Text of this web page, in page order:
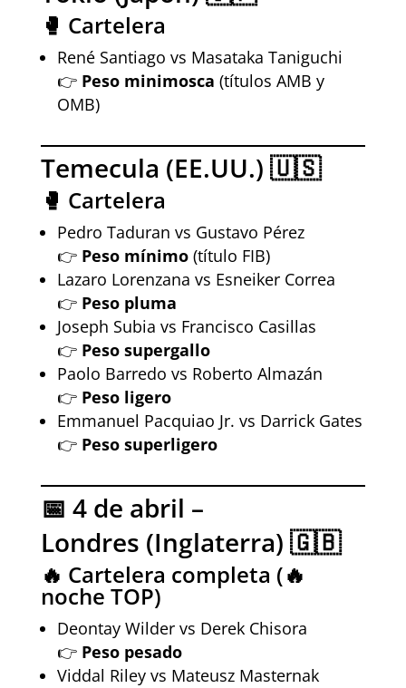
🥊 Cartelera
René Santiago vs Masataka Taniguchi
👉 Peso minimosca (títulos AMB y
OMB)
Temecula (EE.UU.) 🇺🇸
🥊 Cartelera
Pedro Taduran vs Gustavo Pérez
👉 Peso mínimo(título FIB)
Lazaro Lorenzana vs Esneiker Correa
👉 Peso pluma
Joseph Subia vs Francisco Casillas
👉 Peso supergallo
Paolo Barredo vs Roberto Almazán
👉 Peso ligero
Emmanuel Pacquiao Jr. vs Darrick Gates
👉 Peso superligero
📅 4 de abril –
Londres (Inglaterra) 🇬🇧
🔥 Cartelera completa (🔥
noche TOP)
Deontay Wilder vs Derek Chisora
👉 Peso pesado
Viddal Riley vs Mateusz Masternak